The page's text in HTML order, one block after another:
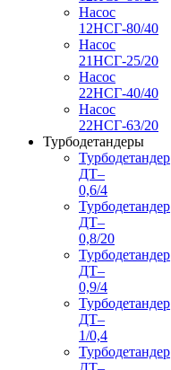
Насос
12НСГ-80/40
Насос
21НСГ-25/20
Насос
22НСГ-40/40
Насос
22НСГ-63/20
Турбодетандеры
Турбодетандер
ДТ–
0,6/4
Турбодетандер
ДТ–
0,8/20
Турбодетандер
ДТ–
0,9/4
Турбодетандер
ДТ–
1/0,4
Турбодетандер